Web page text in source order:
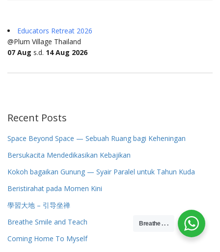
Educators Retreat 2026
@Plum Village Thailand
07 Aug s.d. 14 Aug 2026
Recent Posts
Space Beyond Space — Sebuah Ruang bagi Keheningan
Bersukacita Mendedikasikan Kebajikan
Kokoh bagaikan Gunung — Syair Paralel untuk Tahun Kuda
Beristirahat pada Momen Kini
學習大地 – 引导坐禅
Breathe Smile and Teach
Coming Home To Myself
Breathe . . .